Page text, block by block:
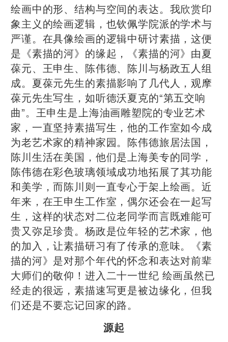
绘画中的形、结构与空间的表达。我欣赏印
象主义的绘画逻辑，也钦佩学院派的学术与
严谨。在具像绘画的逻辑中研讨素描，这便
是《素描的河》的缘起，《素描的河》由夏
葆元、王申生、陈伟德、陈川与杨政五人组
成。夏葆元先生的素描影响了几代人，观摩
葆元先生写生，如听德沃夏克的“第五交响
曲”。王申生是上海油画雕塑院的专业艺术
家，一直坚持素描写生，他的工作室如今成
为老艺术家的精神家园。陈伟德旅居法国，
陈川生活在美国，他们是上海美专的同学，
陈伟德在彩色玻璃领域成功地拓展了其功能
和美学，而陈川则一直专心于架上绘画。近
年来，在王申生工作室，偶尔还会在一起写
生，这样的状态对二位老同学而言既难能可
贵又弥足珍贵。杨政是位年轻的艺术家，他
的加入，让素描研习有了传承的意味。《素
描的河》是对那个年代的怀念和表达对前辈
大师们的敬仰！进入二十一世纪 绘画虽然已
经走的很远，素描速写更是被边缘化，但我
们还是不要忘记回家的路。
源起